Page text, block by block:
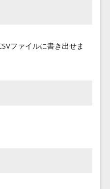
ファイルに書き出せま